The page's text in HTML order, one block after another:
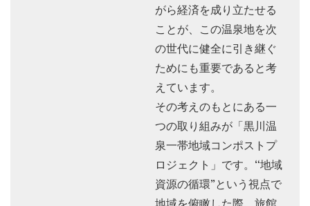
がら経済を成り立たせる
ことが、この温泉地を次
の世代に健全に引き継ぐ
ためにも重要であると考
えています。
その考えのもとにある一
つの取り組みが「黒川温
泉一帯地域コンポストプ
ロジェクト」です。“地域
資源の循環”という視点で